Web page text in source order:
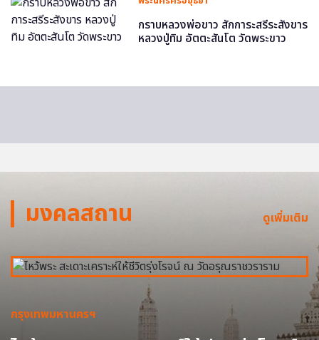
กราบหลวงพ่อขาว สักการะสรีระสังขาร
หลวงปู่ทิม อัตตะสันโต วัดพระขาว
มงคลสถาน ดูเพิ่มเติม
กรุงเทพมหานครฯ